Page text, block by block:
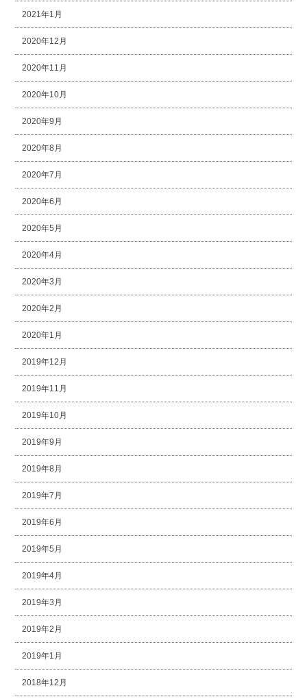
2021年1月
2020年12月
2020年11月
2020年10月
2020年9月
2020年8月
2020年7月
2020年6月
2020年5月
2020年4月
2020年3月
2020年2月
2020年1月
2019年12月
2019年11月
2019年10月
2019年9月
2019年8月
2019年7月
2019年6月
2019年5月
2019年4月
2019年3月
2019年2月
2019年1月
2018年12月